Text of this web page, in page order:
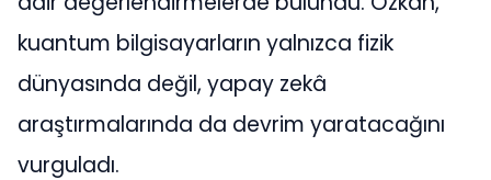
kuantum bilgisayarların yalnızca fizik
dünyasında değil, yapay zekâ
araştırmalarında da devrim yaratacağını
vurguladı.